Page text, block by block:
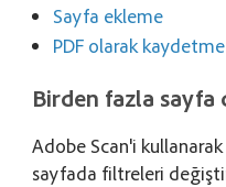
Sayfa ekleme
PDF olarak kaydetme
Birden fazla sayfa
Adobe Scan'i kullanarak
sayfada filtreleri